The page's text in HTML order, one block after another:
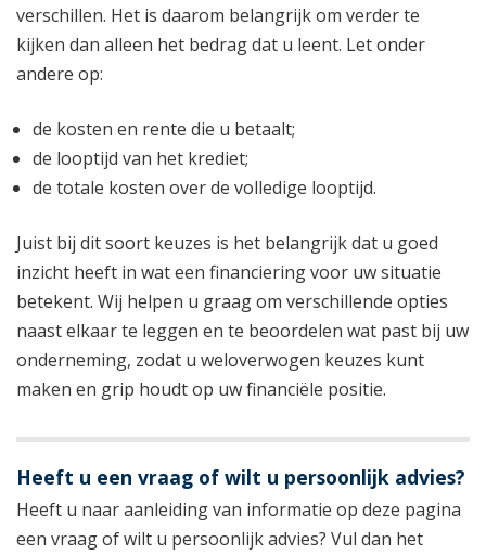
verschillen. Het is daarom belangrijk om verder te
kijken dan alleen het bedrag dat u leent. Let onder
andere op:
de kosten en rente die u betaalt;
de looptijd van het krediet;
de totale kosten over de volledige looptijd.
Juist bij dit soort keuzes is het belangrijk dat u goed
inzicht heeft in wat een financiering voor uw situatie
betekent. Wij helpen u graag om verschillende opties
naast elkaar te leggen en te beoordelen wat past bij uw
onderneming, zodat u weloverwogen keuzes kunt
maken en grip houdt op uw financiële positie.
Heeft u een vraag of wilt u persoonlijk advies?
Heeft u naar aanleiding van informatie op deze pagina
een vraag of wilt u persoonlijk advies? Vul dan het